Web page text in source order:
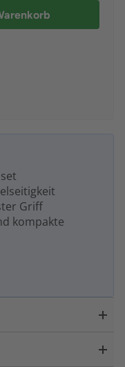
Griff
kompakte